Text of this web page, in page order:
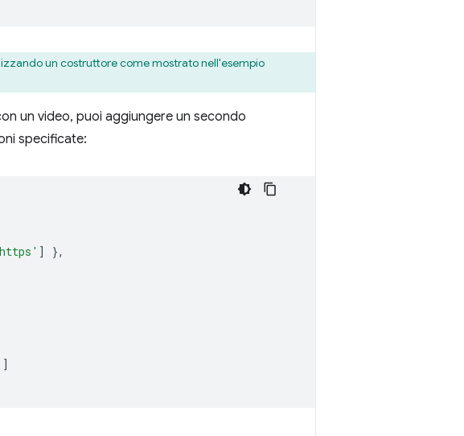
un costruttore come mostrato nell'esempio
un video, puoi aggiungere un secondo
specificate:
]
},
]